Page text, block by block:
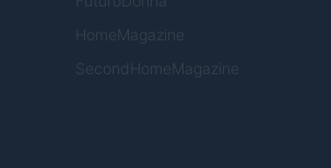
HomeMagazine
SecondHomeMagazine